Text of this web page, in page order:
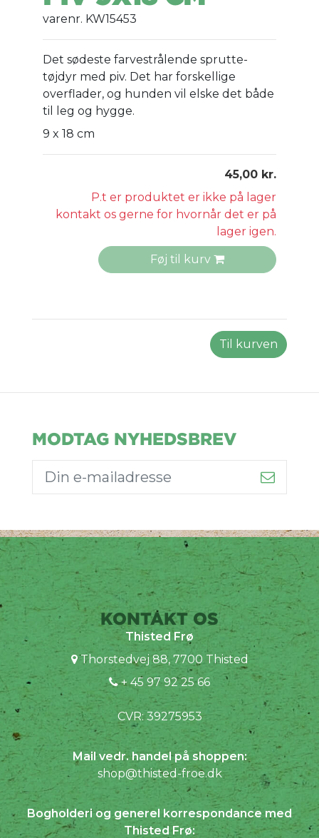
varenr. KW15453
Det sødeste farvestrålende sprutte-
tøjdyr med piv. Det har forskellige
overflader, og hunden vil elske det både
til leg og hygge.
9 x 18 cm
45,00 kr.
P.t er produktet er ikke på lager
kontakt os gerne for hvornår det er på
lager igen.
Føj til kurv
Til kurven
MODTAG NYHEDSBREV
KONTAKT OS
Thisted Frø
Thorstedvej 88, 7700 Thisted
+ 45 97 92 25 66
CVR: 39275953
Mail vedr. handel på shoppen:
shop@thisted-froe.dk
Bogholderi og generel korrespondance med
Thisted Frø: